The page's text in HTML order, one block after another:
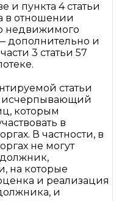
и пункта 4 статьи
в отношении
недвижимого
дополнительно и
3 статьи 57
статьи
исчерпывающий
которым
в
В частности, в
не могут
должник,
на которые
и реализация
и